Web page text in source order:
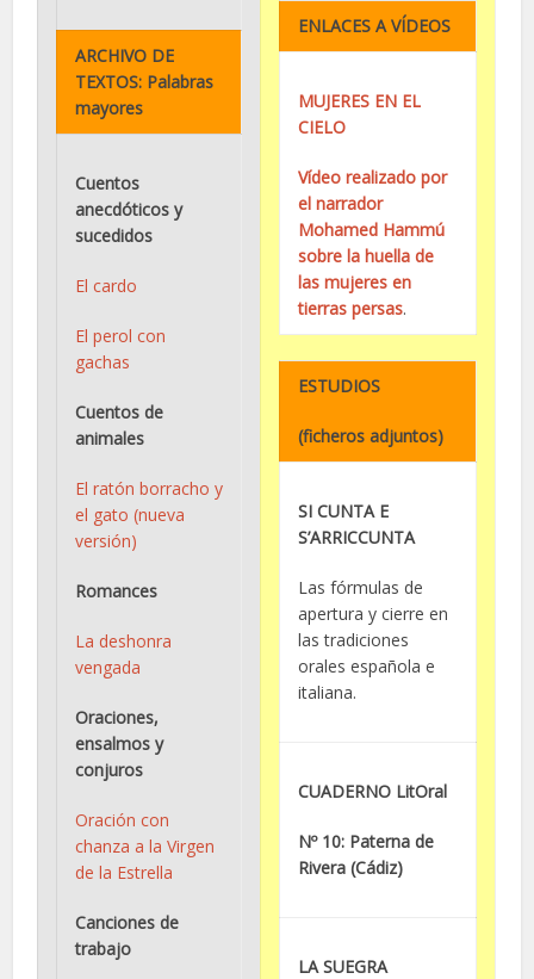
ARCHIVO DE
TEXTOS: Palabras
mayores
Cuentos
anecdóticos y
sucedidos
El cardo
El perol con
gachas
Cuentos de
animales
El ratón borracho y
el gato (nueva
versión)
Romances
La deshonra
vengada
Oraciones,
ensalmos y
conjuros
Oración con
chanza a la Virgen
de la Estrella
Canciones de
trabajo
ENLACES A VÍDEOS
MUJERES EN EL
CIELO
Vídeo realizado por
el narrador
Mohamed Hammú
sobre la huella de
las mujeres en
tierras persas.
ESTUDIOS
(ficheros adjuntos)
SI CUNTA E
S’ARRICCUNTA
Las fórmulas de
apertura y cierre en
las tradiciones
orales española e
italiana.
CUADERNO LitOral
Nº 10: Paterna de
Rivera (Cádiz)
LA SUEGRA